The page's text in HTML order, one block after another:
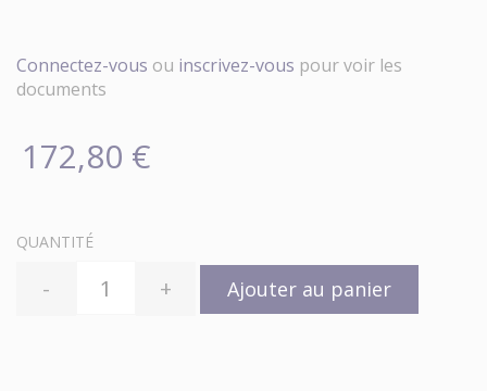
Connectez-vous ou inscrivez-vous pour voir les
documents
172,80 €
QUANTITÉ
- + Ajouter au panier